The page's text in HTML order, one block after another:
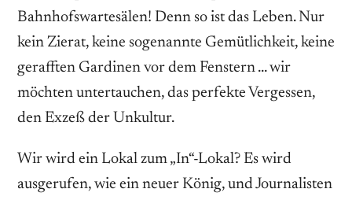
Bahnhofswartesälen! Denn so ist das Leben. Nur
kein Zierat, keine sogenannte Gemütlichkeit, keine
gerafften Gardinen vor dem Fenstern … wir
möchten untertauchen, das perfekte Vergessen,
den Exzeß der Unkultur.
Wir wird ein Lokal zum „In“-Lokal? Es wird
ausgerufen, wie ein neuer König, und Journalisten